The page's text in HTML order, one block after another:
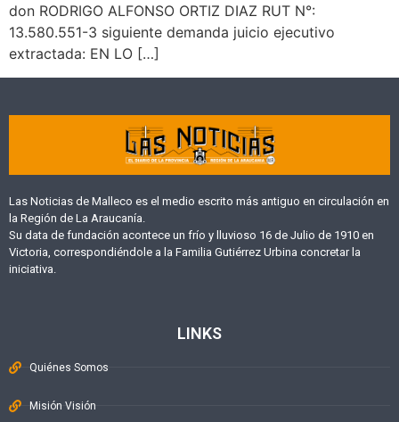
don RODRIGO ALFONSO ORTIZ DIAZ RUT N°:
13.580.551-3 siguiente demanda juicio ejecutivo
extractada: EN LO […]
Las Noticias de Malleco es el medio escrito más antiguo en circulación en
la Región de La Araucanía.
Su data de fundación acontece un frío y lluvioso 16 de Julio de 1910 en
Victoria, correspondiéndole a la Familia Gutiérrez Urbina concretar la
iniciativa.
LINKS
Quiénes Somos
Misión Visión